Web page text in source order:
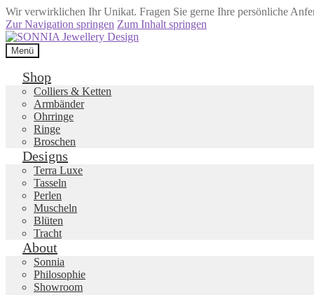
Wir verwirklichen Ihr Unikat. Fragen Sie gerne Ihre persönliche
Zur Navigation springen Zum Inhalt springen
Menü
Shop
Colliers & Ketten
Armbänder
Ohrringe
Ringe
Broschen
Designs
Terra Luxe
Tasseln
Perlen
Muscheln
Blüten
Tracht
About
Sonnia
Philosophie
Showroom